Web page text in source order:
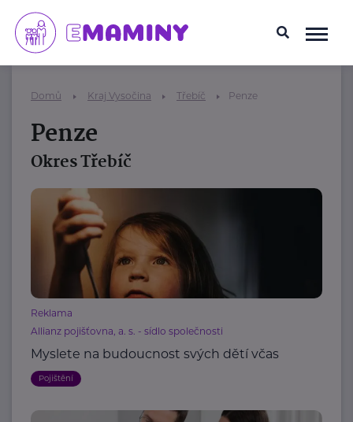
Domů Kraj Vysočina Třebíč Penze
Penze
Okres Třebíč
Reklama
Allianz pojišťovna, a. s. - sídlo společnosti
Myslete na budoucnost svých dětí včas
Pojištění